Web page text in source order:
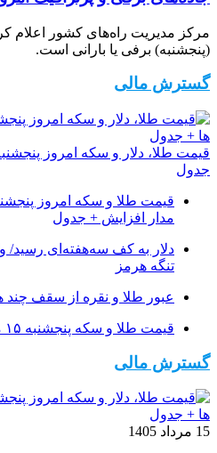
(پنجشنبه) برفی یا بارانی است.
گسترش مالی
جدول
مدار افزایش + جدول
دلار به کف سه‌هفته‌ای رسید/
تنگه هرمز
عبور طلا و نقره از سقف چند
قیمت طلا و سکه پنجشنبه ۱۵ مرداد
گسترش مالی
15 مرداد 1405